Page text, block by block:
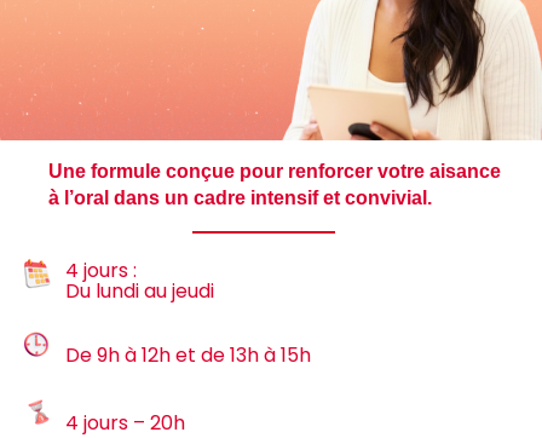
Une formule conçue pour renforcer votre aisance
à l’oral dans un cadre intensif et convivial.
4 jours :
Du lundi au jeudi
De 9h à 12h et de 13h à 15h
4 jours – 20h